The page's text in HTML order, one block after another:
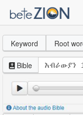
Keyword Root
Bible